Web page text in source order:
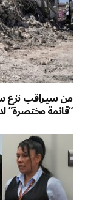
من سيراقب نزع
“قائمة مختصرة”